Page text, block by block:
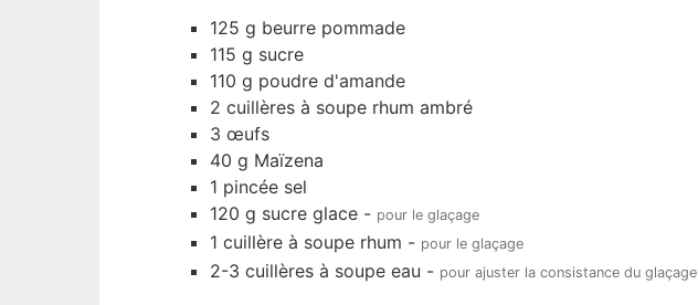
125 g beurre pommade
115 g sucre
110 g poudre d'amande
2 cuillères à soupe rhum ambré
3 œufs
40 g Maïzena
1 pincée sel
120 g sucre glace - pour le glaçage
1 cuillère à soupe rhum - pour le glaçage
2-3 cuillères à soupe eau - pour ajuster la consistance du glaçage